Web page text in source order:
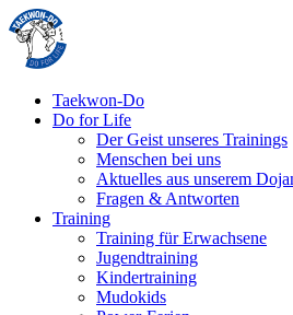
Taekwon-Do
Do for Life
Der Geist unseres Trainings
Menschen bei uns
Aktuelles aus unserem
Fragen & Antworten
Training
Training für Erwachsene
Jugendtraining
Kindertraining
Mudokids